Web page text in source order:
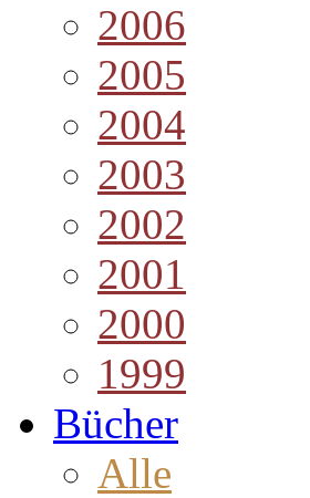
2006
2005
2004
2003
2002
2001
2000
1999
Bücher
Alle